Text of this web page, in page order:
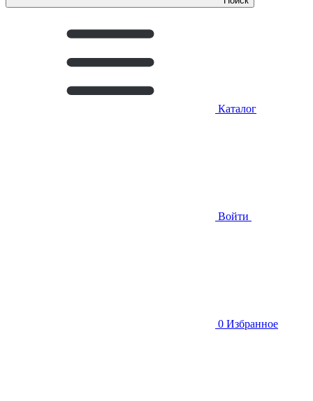
Каталог
Войти
0 Избранное